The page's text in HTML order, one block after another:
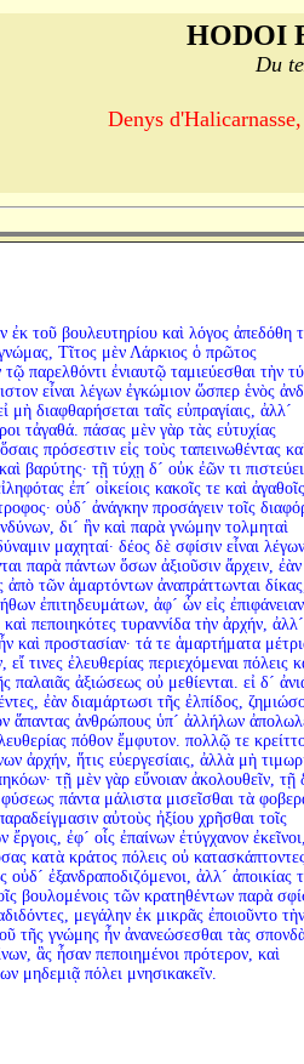
HODOI
Du
Denys
τοῦ βουλευτηρίου καὶ λόγος ἀπεδόθη
Τῖτος μὲν Λάρκιος ὁ πρῶτος
τῷ παρελθόντι ἐνιαυτῷ ταμιεύεσθαι τὴν
εἶναι λέγων ἐγκώμιον ὥσπερ ἑνὸς
μὴ διαφθαρήσεται ταῖς εὐπραγίαις, ἀλλ´
τἀγαθά. πάσας μὲν γὰρ τὰς εὐτυχίας
πρόσεστιν εἰς τοὺς ταπεινωθέντας
βαρύτης· τῇ τύχῃ δ´ οὐκ ἐῶν τι
ἐπ´ οἰκείοις κακοῖς τε καὶ
οὐδ´ ἀνάγκην προσάγειν τοῖς
δι´ ἣν καὶ παρὰ γνώμην τολμηταὶ
μαχηταί· δέος δὲ σφίσιν εἶναι
παρὰ πάντων ὅσων ἀξιοῦσιν ἄρχειν, ἐὰν
ἀπὸ τῶν ἁμαρτόντων ἀναπράττωνται
ἐπιτηδευμάτων, ἀφ´ ὧν εἰς ἐπιφάνειαν
πεποιηκότες τυραννίδα τὴν ἀρχήν,
καὶ προστασίαν· τά τε ἁμαρτήματα
τινες ἐλευθερίας περιεχόμεναι πόλεις
παλαιᾶς ἀξιώσεως οὐ μεθίενται. εἰ δ´
ἐὰν διαμάρτωσι τῆς ἐλπίδος,
ἅπαντας ἀνθρώπους ὑπ´ ἀλλήλων
πόθον ἔμφυτον. πολλῷ τε
ἀρχήν, ἥτις εὐεργεσίαις, ἀλλὰ μὴ
τῇ μὲν γὰρ εὔνοιαν ἀκολουθεῖν, τῇ
πάντα μάλιστα μισεῖσθαι τὰ
αὐτοὺς ἠξίου χρῆσθαι τοῖς
ἐφ´ οἷς ἐπαίνων ἐτύγχανον
κατὰ κράτος πόλεις οὐ
οὐδ´ ἐξανδραποδιζόμενοι, ἀλλ´ ἀποικίας
βουλομένοις τῶν κρατηθέντων παρὰ
μεγάλην ἐκ μικρᾶς ἐποιοῦντο τὴν
τῆς γνώμης ἦν ἀνανεώσεσθαι τὰς
ἃς ἦσαν πεποιημένοι πρότερον, καὶ
μηδεμιᾷ πόλει μνησικακεῖν.